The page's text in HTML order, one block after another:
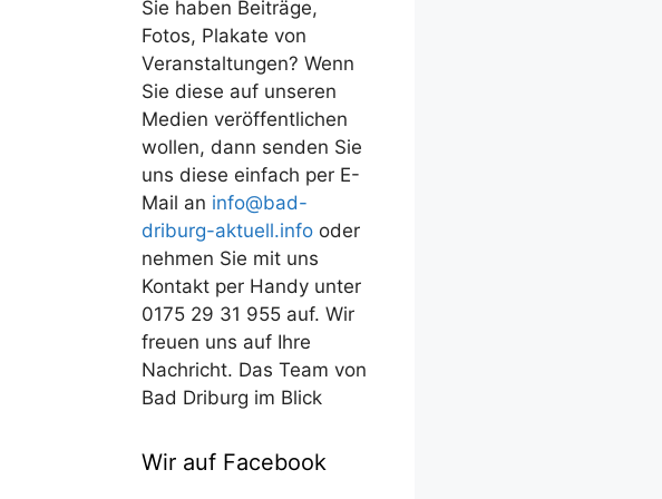
Sie haben Beiträge,
Fotos, Plakate von
Veranstaltungen? Wenn
Sie diese auf unseren
Medien veröffentlichen
wollen, dann senden Sie
uns diese einfach per E-
Mail an info@bad-
driburg-aktuell.info oder
nehmen Sie mit uns
Kontakt per Handy unter
0175 29 31 955 auf. Wir
freuen uns auf Ihre
Nachricht. Das Team von
Bad Driburg im Blick
Wir auf Facebook